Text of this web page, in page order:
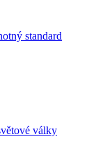
standard
války